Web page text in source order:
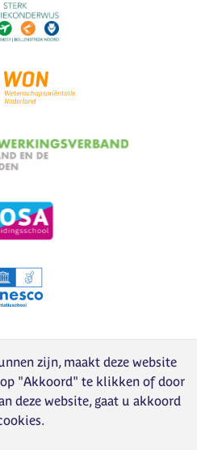
zijn, maakt deze website
"Akkoord" te klikken of door
deze website, gaat u akkoord